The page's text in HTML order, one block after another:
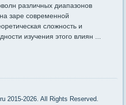
различных диапазонов
заре современной
сложность и
изучения этого влиян ...
2015-2026. All Rights Reserved.